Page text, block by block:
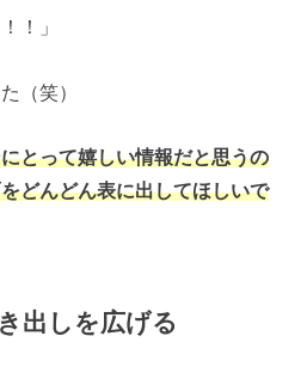
！」
（笑）
とって嬉しい情報だと思うの
どんどん表に出してほしいで
出しを広げる